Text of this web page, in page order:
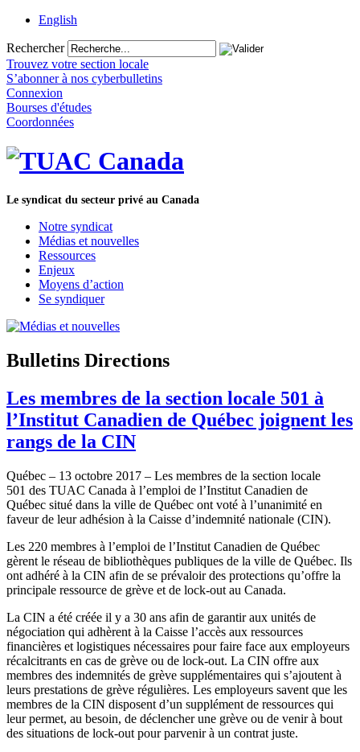
English
Rechercher
Trouvez votre section locale
S’abonner à nos cyberbulletins
Connexion
Bourses d'études
Coordonnées
Le syndicat du secteur privé au Canada
Notre syndicat
Médias et nouvelles
Ressources
Enjeux
Moyens d’action
Se syndiquer
Bulletins Directions
Les membres de la section locale 501 à
l’Institut Canadien de Québec joignent les
rangs de la CIN
Québec – 13 octobre 2017 – Les membres de la section locale
501 des TUAC Canada à l’emploi de l’Institut Canadien de
Québec situé dans la ville de Québec ont voté à l’unanimité en
faveur de leur adhésion à la Caisse d’indemnité nationale (CIN).
Les 220 membres à l’emploi de l’Institut Canadien de Québec
gèrent le réseau de bibliothèques publiques de la ville de Québec. Ils
ont adhéré à la CIN afin de se prévaloir des protections qu’offre la
principale ressource de grève et de lock-out au Canada.
La CIN a été créée il y a 30 ans afin de garantir aux unités de
négociation qui adhèrent à la Caisse l’accès aux ressources
financières et logistiques nécessaires pour faire face aux employeurs
récalcitrants en cas de grève ou de lock-out. La CIN offre aux
membres des indemnités de grève supplémentaires qui s’ajoutent à
leurs prestations de grève régulières. Les employeurs savent que les
membres de la CIN disposent d’un supplément de ressources qui
leur permet, au besoin, de déclencher une grève ou de venir à bout
des situations de lock-out pour parvenir à un contrat juste.